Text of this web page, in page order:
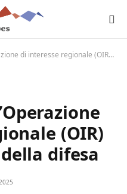
regionale (OIR) per l’economia della difesa
(OIR)
difesa